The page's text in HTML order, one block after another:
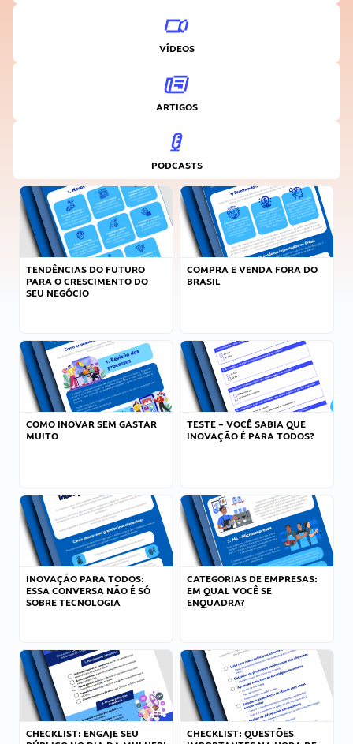
VÍDEOS
ARTIGOS
PODCASTS
TENDÊNCIAS DO FUTURO
PARA O CRESCIMENTO DO
SEU NEGÓCIO
COMPRA E VENDA FORA DO
BRASIL
COMO INOVAR SEM GASTAR
MUITO
TESTE – VOCÊ SABIA QUE
INOVAÇÃO É PARA TODOS?
INOVAÇÃO PARA TODOS:
ESSA CONVERSA NÃO É SÓ
SOBRE TECNOLOGIA
CATEGORIAS DE EMPRESAS:
EM QUAL VOCÊ SE
ENQUADRA?
CHECKLIST: ENGAJE SEU
CHECKLIST: QUESTÕES